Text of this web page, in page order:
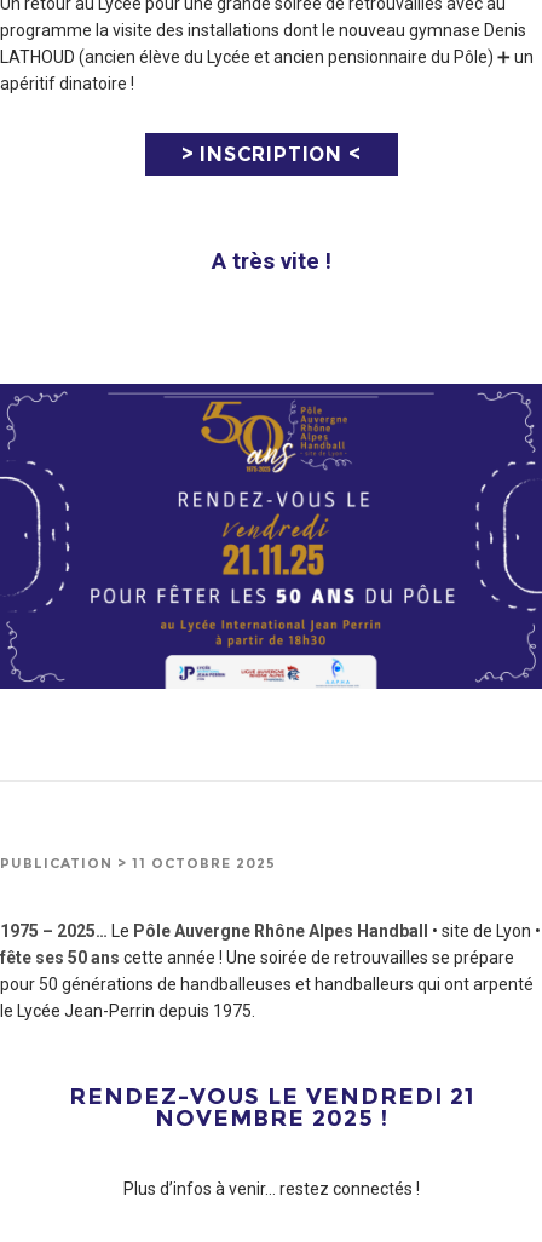
programme la visite des installations dont le nouveau gymnase Denis
LATHOUD (ancien élève du Lycée et ancien pensionnaire du Pôle) ➕ un
apéritif dinatoire !
> INSCRIPTION <
A très vite !
PUBLICATION > 11 OCTOBRE 2025
1975 – 2025… Le Pôle Auvergne Rhône Alpes Handball
• site de Lyon •
fête ses 50 ans cette année ! Une soirée de retrouvailles se prépare
pour 50 générations de handballeuses et handballeurs qui ont arpenté
le Lycée Jean-Perrin depuis 1975.
RENDEZ-VOUS LE VENDREDI 21
NOVEMBRE 2025 !
Plus d’infos à venir… restez connectés !